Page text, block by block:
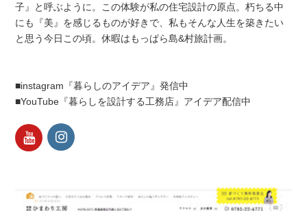
子』と呼ぶように。この体験が私の住宅設計の原点。朽ちる中
にも『美』を感じるものが好きで、私もそんな人生を築きたい
と思う今日この頃。休暇はもっぱら島&村旅計画。
■instagram『暮らしのアイデア』発信中
■YouTube『暮らしを設計する工務店』アイデア配信中